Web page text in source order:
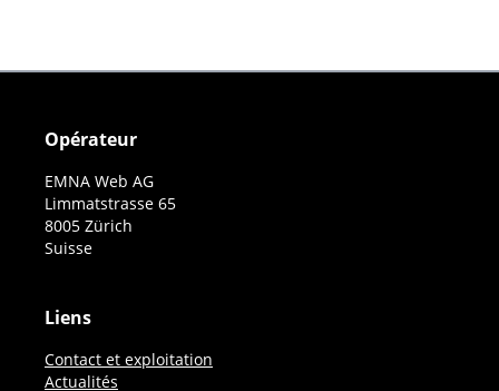
Opérateur
EMNA Web AG
Limmatstrasse 65
8005 Zürich
Suisse
Liens
Contact et exploitation
Actualités